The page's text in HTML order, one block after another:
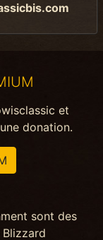
et
donation.
sont des